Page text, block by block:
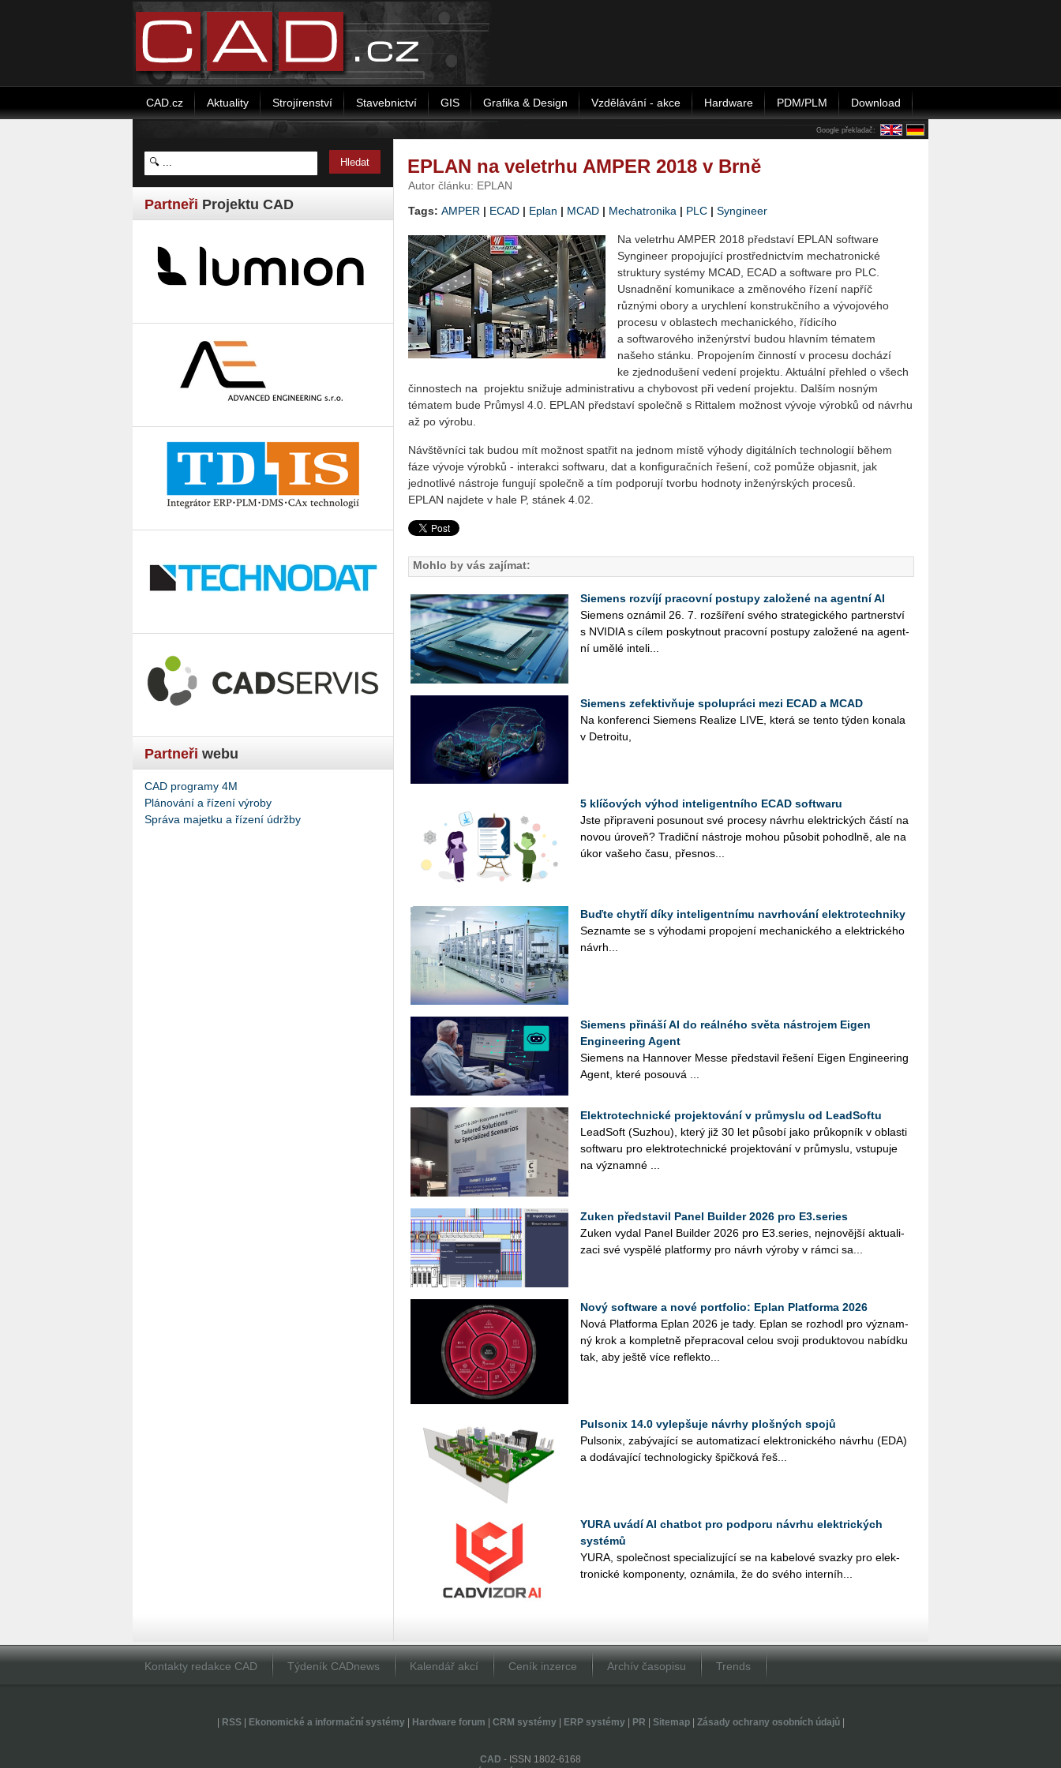
CAD.cz Aktuality Strojírenství Stavebnictví GIS Grafika & Design Vzdělávání - akce Hardware PDM/PLM Download
Google překladač:
Partneři Projektu CAD
Partneři webu
CAD programy 4M
Plánování a řízení výroby
Správa majetku a řízení údržby
EPLAN na veletrhu AMPER 2018 v Brně
Autor článku: EPLAN
Tags: AMPER | ECAD | Eplan | MCAD | Mechatronika | PLC | Syngineer
Na veletrhu AMPER 2018 představí EPLAN software
Syngineer pro­po­ju­jí­cí prostřednictvím mechatronické
struktury systémy MCAD, ECAD a software pro PLC.
Usnadnění komunikace a změnového řízení na­příč
různými obory a urychlení konstrukčního a vývojového
procesu v oblastech mechanického, řídicího
a softwarového inženýrství budou hlavním tématem
našeho stánku. Propojením činností v pro­cesu do­chá­zí
ke zjednodušení vedení projektu. Aktuální přehled o všech
čin­no­s­tech na projektu snižuje administrativu a chybovost při vedení pro­je­k­tu. Dalším nosným
tématem bude Průmysl 4.0. EPLAN představí společně s Rittalem možnost vývoje výrobků od návrhu
až po výrobu.
Návštěvníci tak budou mít možnost spatřit na jednom místě výhody digitálních technologií během
fáze vývoje výrobků - interakci softwaru, dat a konfiguračních řešení, což pomůže objasnit, jak
jednotlivé nástroje fungují společně a tím podporují tvorbu hodnoty inženýrských procesů.
EPLAN najdete v hale P, stánek 4.02.
Mohlo by vás zajímat:
Siemens rozvíjí pracovní postupy založené na agentní AI
Sie­mens ozná­mil 26. 7. roz­ší­ře­ní svého stra­te­gic­ké­ho part­ner­ství
s NVI­DIA s cílem po­skyt­nout pra­cov­ní po­stu­py za­lo­že­né na agent­
ní umělé in­te­li­...
Siemens zefektivňuje spolupráci mezi ECAD a MCAD
Na kon­fe­ren­ci Sie­mens Re­a­li­ze LIVE, která se tento týden ko­na­la
v De­t­ro­i­tu,
5 klíčových výhod inteligentního ECAD softwaru
Jste při­pra­ve­ni po­su­nout své pro­ce­sy ná­vr­hu elek­tric­kých částí na
novou úroveň? Tra­dič­ní ná­stro­je mohou pů­so­bit po­ho­dl­ně, ale na
úkor va­še­ho času, přes­nos...
Buďte chytří díky inteligentnímu navrhování elektrotechniky
Se­znam­te se s vý­ho­da­mi pro­po­je­ní me­cha­nic­ké­ho a elek­tric­ké­ho
ná­vr­h...
Siemens přináší AI do reálného světa nástrojem Eigen
Engineering Agent
Sie­mens na Han­no­ver Messe před­sta­vil ře­še­ní Eigen En­gi­nee­ring
Agent, které po­sou­vá ...
Elektrotechnické projektování v průmyslu od LeadSoftu
Lead­Soft (Suzhou), který již 30 let pů­so­bí jako prů­kop­ník v ob­las­ti
soft­wa­ru pro elek­tro­tech­nic­ké pro­jek­to­vá­ní v prů­mys­lu, vstu­pu­je
na vý­znam­né ...
Zuken představil Panel Builder 2026 pro E3.series
Zuken vydal Panel Bu­il­der 2026 pro E3.​series, nej­no­věj­ší ak­tu­a­li­
za­ci své vy­spě­lé plat­for­my pro návrh vý­ro­by v rámci sa...
Nový software a nové portfolio: Eplan Platforma 2026
Nová Plat­for­ma Eplan 2026 je tady. Eplan se roz­ho­dl pro vý­znam­
ný krok a kom­plet­ně pře­pra­co­val celou svoji pro­duk­to­vou na­bíd­ku
tak, aby ještě více re­flek­to...
Pulsonix 14.0 vylepšuje návrhy plošných spojů
Pul­so­nix, za­bý­va­jí­cí se au­to­ma­ti­za­cí elek­tro­nic­ké­ho ná­vr­hu (EDA)
a do­dá­va­jí­cí tech­no­lo­gic­ky špič­ko­vá ře­š...
YURA uvádí AI chatbot pro podporu návrhu elektrických
systémů
YURA, spo­leč­nost spe­ci­a­li­zu­jí­cí se na ka­be­lo­vé svaz­ky pro elek­
tro­nic­ké kom­po­nen­ty, ozná­mi­la, že do svého in­ter­ní­h...
Kontakty redakce CAD Týdeník CADnews Kalendář akcí Ceník inzerce Archív časopisu Trends
RSS| Ekonomické a informační systémy| Hardware forum CRM systémy| ERP systémy| PR Sitemap| Zásady ochrany osobních údajů|
CAD - ISSN 1802-6168